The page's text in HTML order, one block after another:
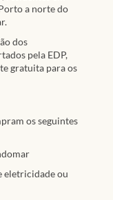
a norte do
dos
pela EDP,
gratuita para os
os seguintes
eletricidade ou